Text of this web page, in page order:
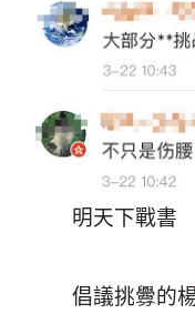
明天下戰書
倡議挑釁的